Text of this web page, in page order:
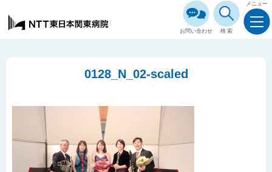
お問い合わせ 検索
メニュー
0128_N_02-scaled